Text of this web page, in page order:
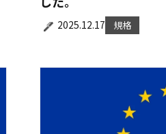
2025.12.17 規格